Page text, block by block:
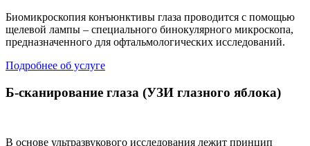
Биомикроскопия конъюнктивы глаза проводится с помощью
щелевой лампы – специального бинокулярного микроскопа,
предназначенного для офтальмологических исследований.
Подробнее об услуге
Б-сканирование глаза (УЗИ глазного яблока)
В основе ультразвукового исследования лежит принцип